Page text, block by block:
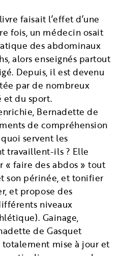
faisait l’effet d’une
fois, un médecin osait
des abdominaux
alors enseignés partout
Depuis, il est devenu
par de nombreux
et du sport.
Bernadette de
de compréhension
servent les
travaillent-ils ? Elle
« faire des abdos » tout
son périnée, et tonifier
et propose des
niveaux
Gainage,
de Gasquet
mise à jour et